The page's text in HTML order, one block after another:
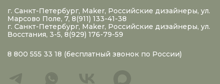
г. Санкт-Петербург, Maker, Российские дизайнеры, ул.
Марсово Поле, 7, 8(911) 133-41-38
г. Санкт-Петербург, Maker, Российские дизайнеры, ул.
Восстания, 3-5, 8(929) 176-79-59
8 800 555 33 18 (бесплатный звонок по России)